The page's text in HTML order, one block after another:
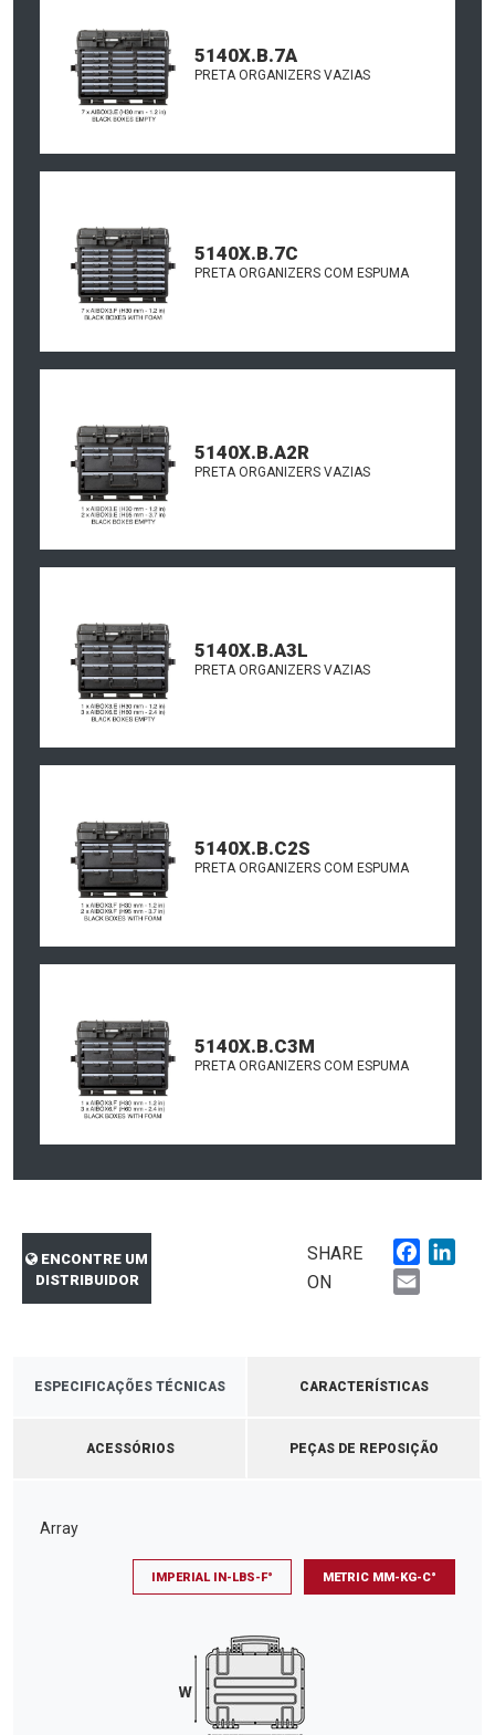
5140X.B.7A
PRETA ORGANIZERS VAZIAS
5140X.B.7C
PRETA ORGANIZERS COM ESPUMA
5140X.B.A2R
PRETA ORGANIZERS VAZIAS
5140X.B.A3L
PRETA ORGANIZERS VAZIAS
5140X.B.C2S
PRETA ORGANIZERS COM ESPUMA
5140X.B.C3M
PRETA ORGANIZERS COM ESPUMA
ENCONTRE UM
DISTRIBUIDOR
SHARE
ON
ESPECIFICAÇÕES TÉCNICAS CARACTERÍSTICAS
ACESSÓRIOS PEÇAS DE REPOSIÇÃO
Array
IMPERIAL IN-LBS-F° METRIC MM-KG-C°